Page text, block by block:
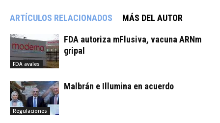
ARTÍCULOS RELACIONADOS MÁS DEL AUTOR
FDA avales
FDA autoriza mFlusiva, vacuna ARNm
gripal
Regulaciones
Malbrán e Illumina en acuerdo